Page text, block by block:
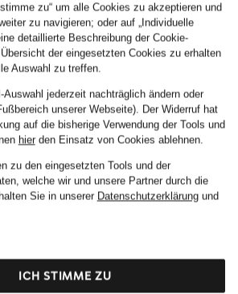
HOKA
Laufschuhe MACH 7
109,99 €
Bestpreis:159,99 €
BROOKS
Laufschuhe
23
139,99 €
Bestpreis:125,99 €
Ursprünglich:179,99 €
zu“ um alle Cookies zu akzeptieren und
zu navigieren; oder auf „Individuelle
detaillierte Beschreibung der Cookie-
der eingesetzten Cookies zu erhalten
Auswahl zu treffen.
Auswahl jederzeit nachträglich ändern oder
unserer Webseite). Der Widerruf hat
auf die bisherige Verwendung der Tools und
hierden Einsatz von Cookies ablehnen.
zu den eingesetzten Tools und der
welche wir und unsere Partner durch die
Sie in unserer Datenschutzerklärungund
ICH STIMME ZU